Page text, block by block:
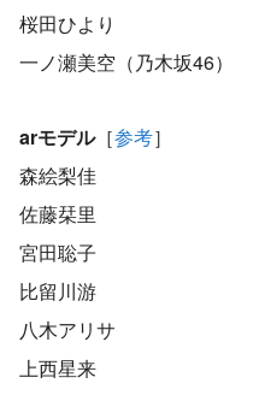
桜田ひより
一ノ瀬美空（乃木坂46）
arモデル［参考］
森絵梨佳
佐藤栞里
宮田聡子
比留川游
八木アリサ
上西星来